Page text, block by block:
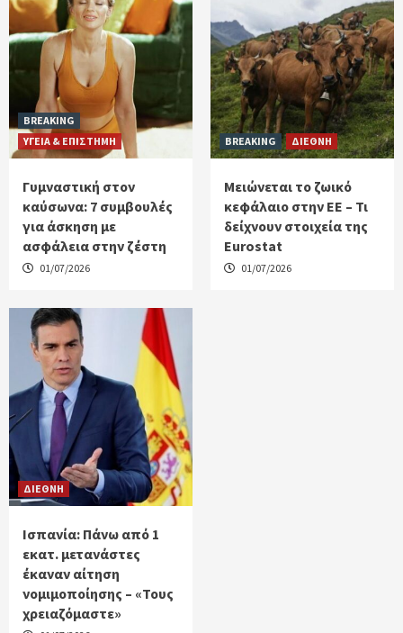
BREAKING
ΥΓΕΙΑ & ΕΠΙΣΤΗΜΗ
Γυμναστική στον
καύσωνα: 7 συμβουλές
για άσκηση με
ασφάλεια στην ζέστη
01/07/2026
BREAKING ΔΙΕΘΝΗ
Μειώνεται το ζωικό
κεφάλαιο στην ΕΕ – Τι
δείχνουν στοιχεία της
Eurostat
01/07/2026
ΔΙΕΘΝΗ
Ισπανία: Πάνω από 1
εκατ. μετανάστες
έκαναν αίτηση
νομιμοποίησης – «Τους
χρειαζόμαστε»